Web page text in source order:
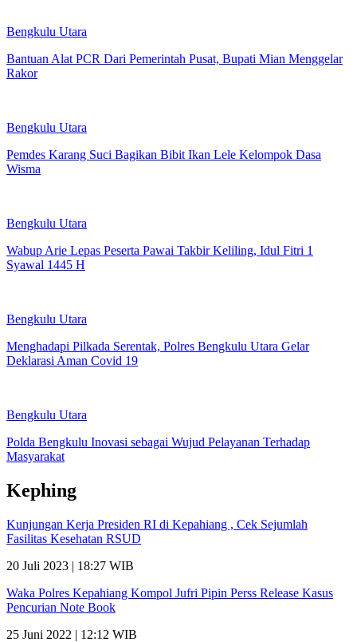
Bengkulu Utara
Bantuan Alat PCR Dari Pemerintah Pusat, Bupati Mian Menggelar
Rakor
Bengkulu Utara
Pemdes Karang Suci Bagikan Bibit Ikan Lele Kelompok Dasa
Wisma
Bengkulu Utara
Wabup Arie Lepas Peserta Pawai Takbir Keliling, Idul Fitri 1
Syawal 1445 H
Bengkulu Utara
Menghadapi Pilkada Serentak, Polres Bengkulu Utara Gelar
Deklarasi Aman Covid 19
Bengkulu Utara
Polda Bengkulu Inovasi sebagai Wujud Pelayanan Terhadap
Masyarakat
Kephing
Kunjungan Kerja Presiden RI di Kepahiang , Cek Sejumlah
Fasilitas Kesehatan RSUD
20 Juli 2023 | 18:27 WIB
Waka Polres Kepahiang Kompol Jufri Pipin Perss Release Kasus
Pencurian Note Book
25 Juni 2022 | 12:12 WIB